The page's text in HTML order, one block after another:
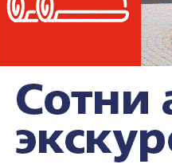
между школьниками.
что
велосипедную
, которая, по его
по
свою жизнь опасности.